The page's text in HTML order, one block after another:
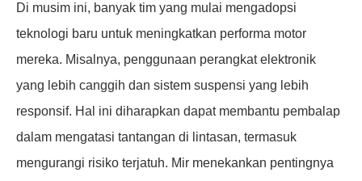
Di musim ini, banyak tim yang mulai mengadopsi
teknologi baru untuk meningkatkan performa motor
mereka. Misalnya, penggunaan perangkat elektronik
yang lebih canggih dan sistem suspensi yang lebih
responsif. Hal ini diharapkan dapat membantu pembalap
dalam mengatasi tantangan di lintasan, termasuk
mengurangi risiko terjatuh. Mir menekankan pentingnya